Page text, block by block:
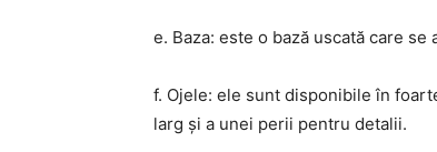
e. Baza: este o bază uscată care
f. Ojele: ele sunt disponibile în
larg și a unei perii pentru detalii.